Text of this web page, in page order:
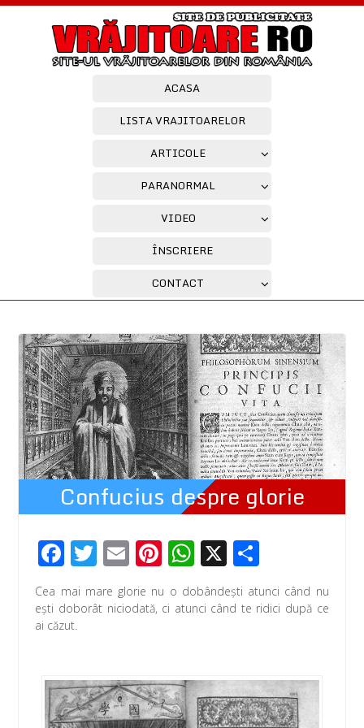
ACASA
LISTA VRAJITOARELOR
ARTICOLE
PARANORMAL
VIDEO
ÎNSCRIERE
CONTACT
Confucius despre glorie
F
ac
e
b
o
k
T
tt
E
m
ail
Pi
er
W
h
at
p
p
X
ar
ta
ă
Cea mai mare glorie nu o dobândeşti atunci când nu
eşti doborât niciodată, ci atunci când te ridici după ce
ai căzut.